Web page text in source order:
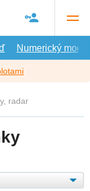
Numerický model
radar